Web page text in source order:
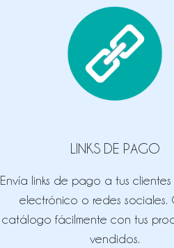
LINKS DE PAGO
Envía links de pago a tus
electrónico o redes sociales.
catálogo fácilmente con tus
vendidos.